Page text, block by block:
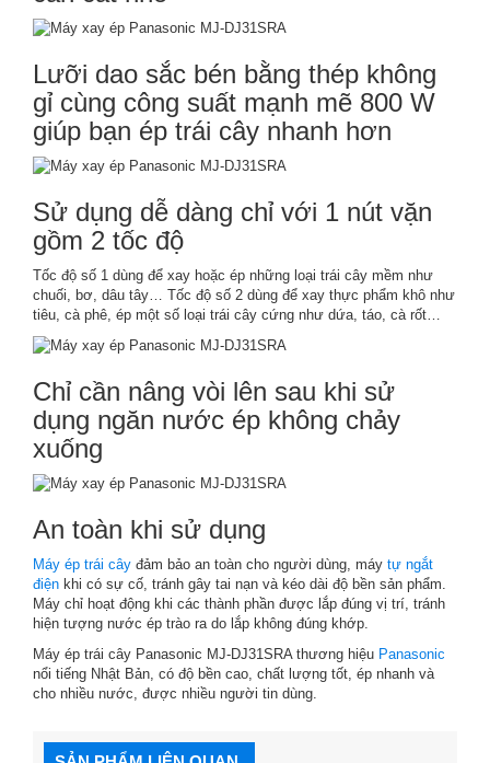
Lưỡi dao sắc bén bằng thép không
gỉ cùng công suất mạnh mẽ 800 W
giúp bạn ép trái cây nhanh hơn
Sử dụng dễ dàng chỉ với 1 nút vặn
gồm 2 tốc độ
Tốc độ số 1 dùng để xay hoặc ép những loại trái cây mềm như
chuối, bơ, dâu tây… Tốc độ số 2 dùng để xay thực phẩm khô như
tiêu, cà phê, ép một số loại trái cây cứng như dứa, táo, cà rốt…
Chỉ cần nâng vòi lên sau khi sử
dụng ngăn nước ép không chảy
xuống
An toàn khi sử dụng
Máy ép trái cây đảm bảo an toàn cho người dùng, máy tự ngắt
điện khi có sự cố, tránh gây tai nạn và kéo dài độ bền sản phẩm.
Máy chỉ hoạt động khi các thành phần được lắp đúng vị trí, tránh
hiện tượng nước ép trào ra do lắp không đúng khớp.
Máy ép trái cây Panasonic MJ-DJ31SRA thương hiệu Panasonic
nổi tiếng Nhật Bản, có độ bền cao, chất lượng tốt, ép nhanh và
cho nhiều nước, được nhiều người tin dùng.